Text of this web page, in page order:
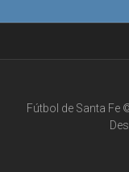
Fútbol de Santa Fe